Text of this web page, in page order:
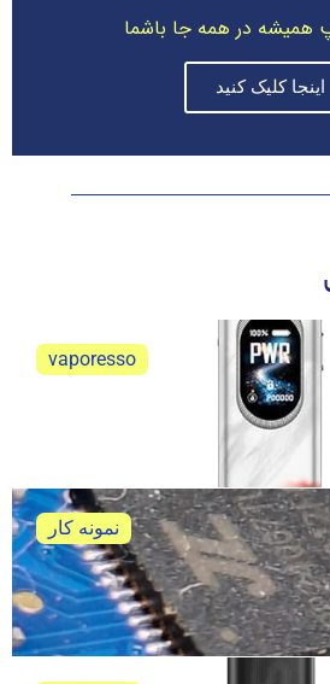
همیشه در همه جا باشما
اینجا کلیک کنید
vaporesso
6 نقد و بررسی
نمونه کار
پاد پاوا هوریز اولترا
ویپ پاد پاوا هوریز اولترا